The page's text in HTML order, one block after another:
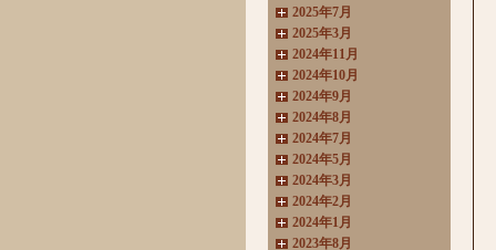
2025年7月
2025年3月
2024年11月
2024年10月
2024年9月
2024年8月
2024年7月
2024年5月
2024年3月
2024年2月
2024年1月
2023年8月